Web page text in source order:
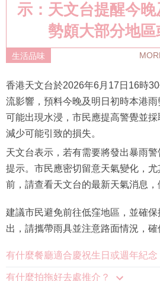
示：天文台提醒今
勢頗大部分地
生活品味
香港天文台於2026年6月17日16時
流影響，預料今晚及明日初時本港
可能出現水浸，市民應提高警覺並
減少可能引致的損失。
天文台表示，若有需要將發出暴雨
提示。市民應密切留意天氣變化，
前，請查看天文台的最新天氣消息，
建議市民避免前往低窪地區，並確
出，請攜帶雨具並注意路面情況，確
有什麼餐廳適合慶祝生日或週年紀念
有什麼拍拖好去處推介？